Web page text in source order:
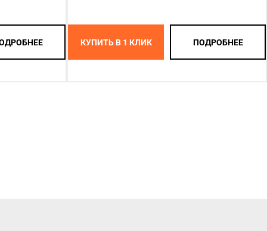
КУПИТЬ В 1 КЛИК ПОДРОБНЕЕ